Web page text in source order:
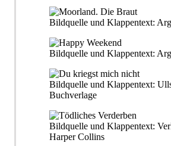
Bildquelle und Klappentext:
Bildquelle und Klappentext:
Bildquelle und Klappentext:
Buchverlage
Bildquelle und Klappentext:
Harper Collins